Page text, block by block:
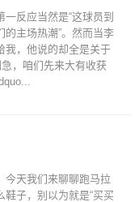
反应当然是“这球员到
的主场热潮”。然而当李
我，他说的却全是关于
急，咱们先来大有收获
今天我们来聊聊跑马拉
鞋子，别以为就是“买买